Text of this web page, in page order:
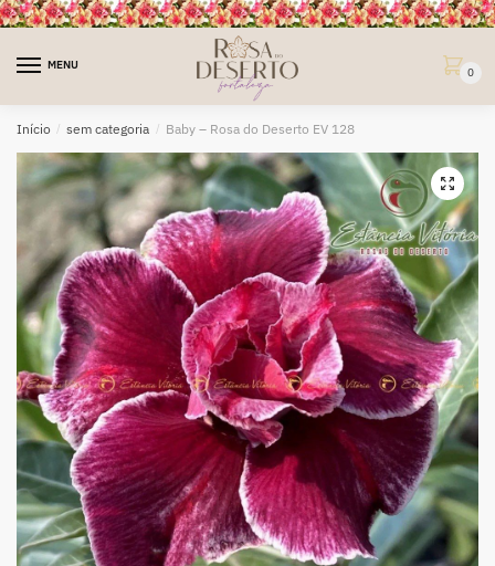
MENU
0
Início / sem categoria / Baby – Rosa do Deserto EV 128
🔍